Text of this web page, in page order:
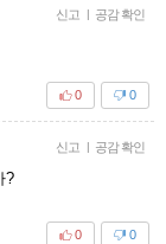
신고 | 공감 확인
0
0
신고 | 공감 확인
?
0
0